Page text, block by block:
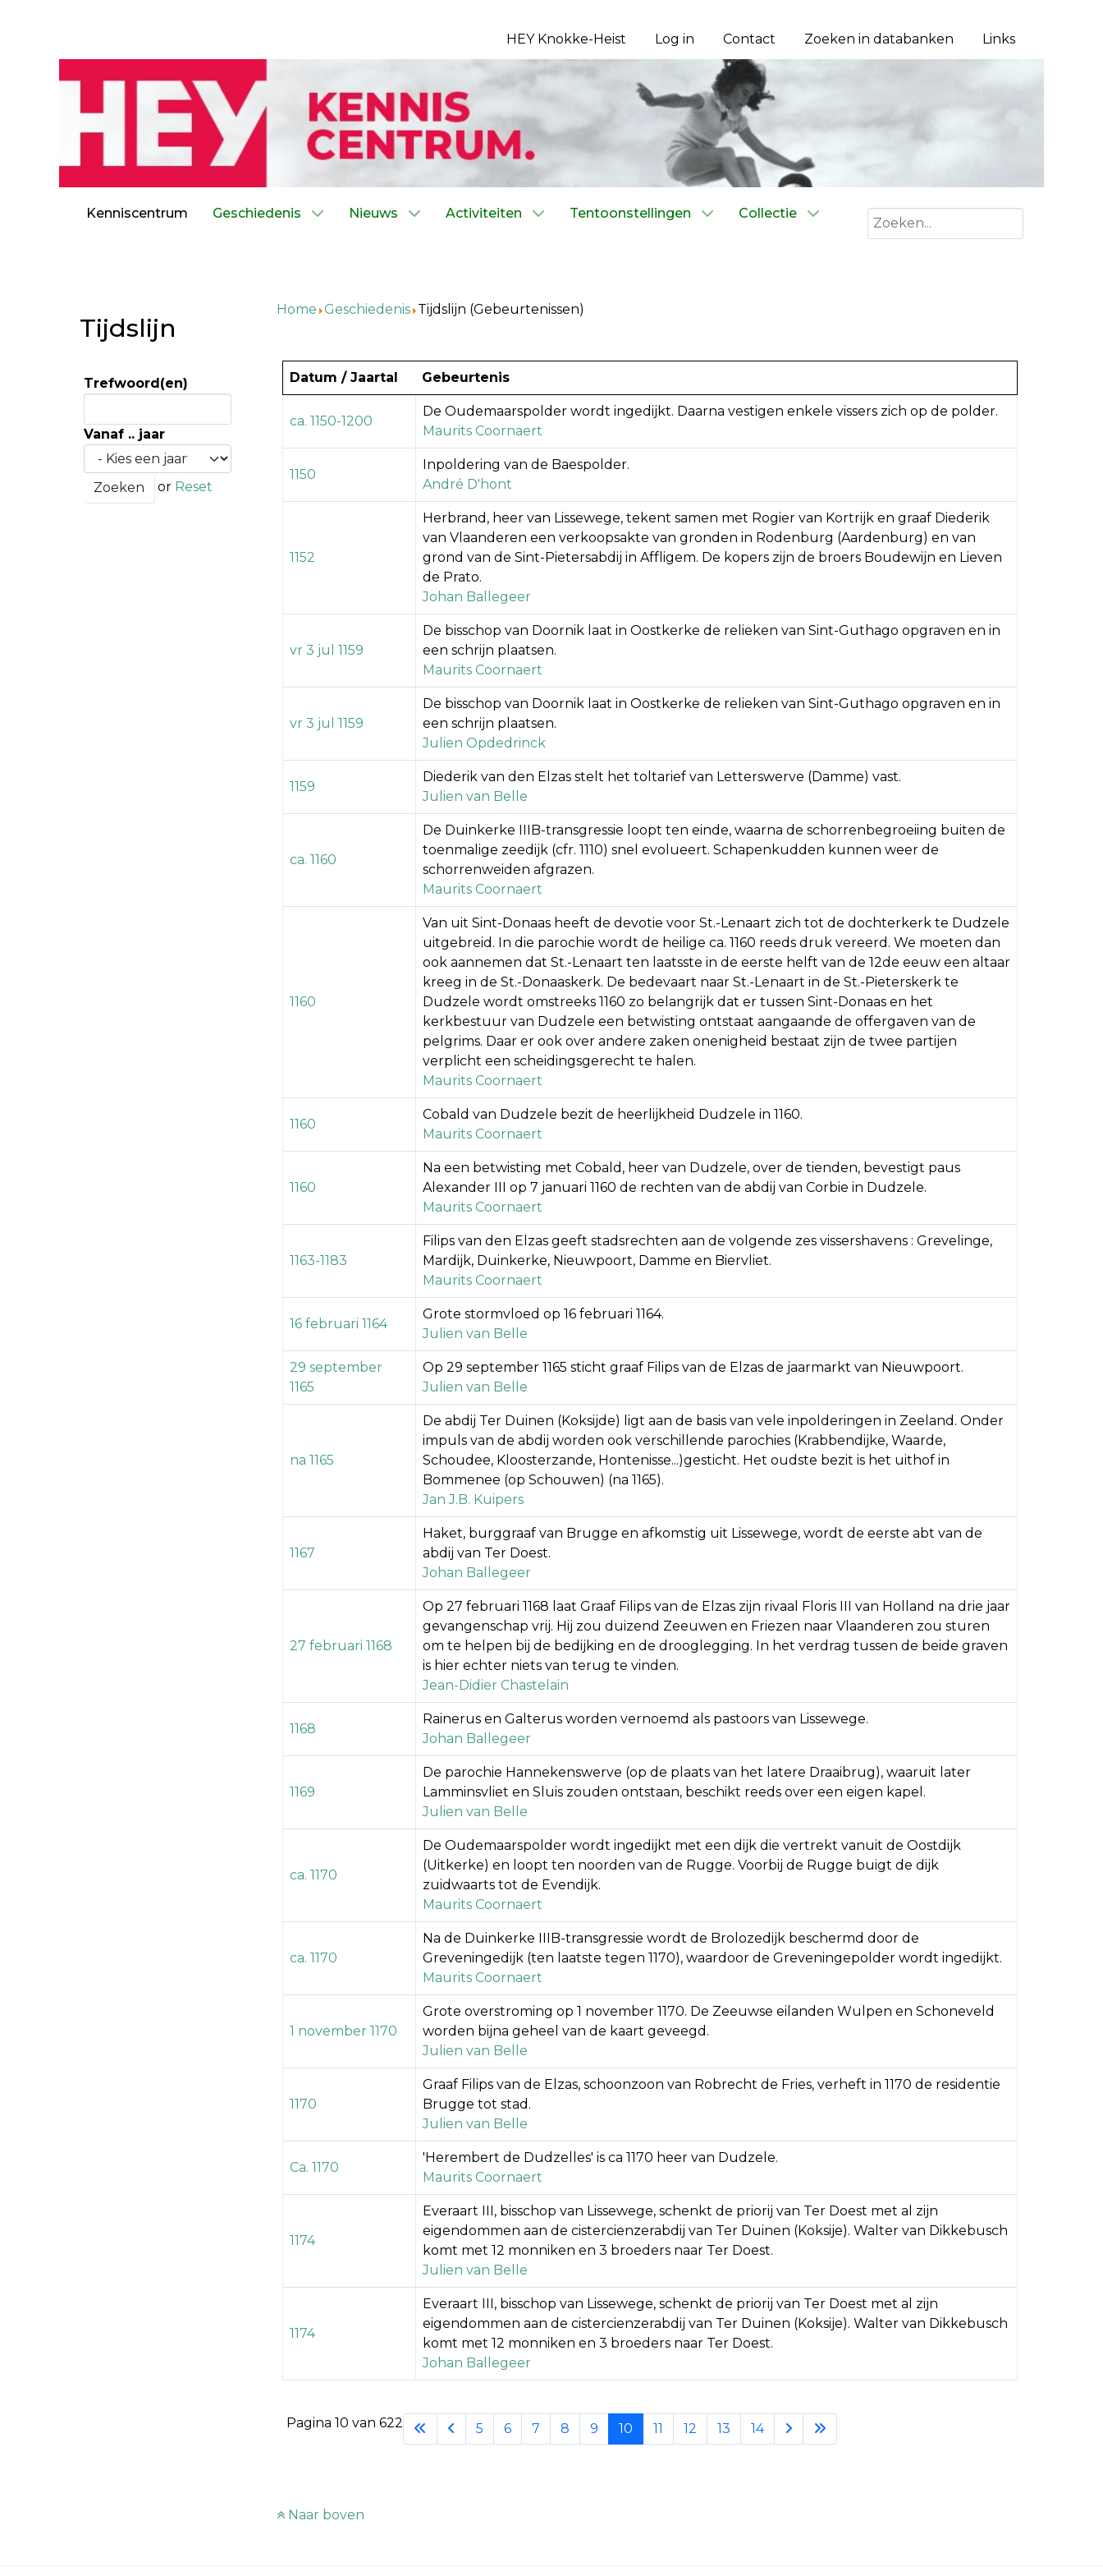
HEY Knokke-Heist Log in Contact Zoeken in databanken Links
Kenniscentrum Geschiedenis Nieuws Activiteiten Tentoonstellingen Collectie Zoeken
Tijdslijn
Trefwoord(en)
Vanaf .. jaar
or Reset
Home Geschiedenis Tijdslijn (Gebeurtenissen)
Datum / Jaartal Gebeurtenis
ca. 1150-1200
De Oudemaarspolder wordt ingedijkt. Daarna vestigen enkele vissers zich op de polder.
Maurits Coornaert
1150
Inpoldering van de Baespolder.
André D'hont
1152
Herbrand, heer van Lissewege, tekent samen met Rogier van Kortrijk en graaf Diederik
van Vlaanderen een verkoopsakte van gronden in Rodenburg (Aardenburg) en van
grond van de Sint-Pietersabdij in Affligem. De kopers zijn de broers Boudewijn en Lieven
de Prato.
Johan Ballegeer
vr 3 jul 1159
De bisschop van Doornik laat in Oostkerke de relieken van Sint-Guthago opgraven en in
een schrijn plaatsen.
Maurits Coornaert
vr 3 jul 1159
De bisschop van Doornik laat in Oostkerke de relieken van Sint-Guthago opgraven en in
een schrijn plaatsen.
Julien Opdedrinck
1159
Diederik van den Elzas stelt het toltarief van Letterswerve (Damme) vast.
Julien van Belle
ca. 1160
De Duinkerke IIIB-transgressie loopt ten einde, waarna de schorrenbegroeiing buiten de
toenmalige zeedijk (cfr. 1110) snel evolueert. Schapenkudden kunnen weer de
schorrenweiden afgrazen.
Maurits Coornaert
1160
Van uit Sint-Donaas heeft de devotie voor St.-Lenaart zich tot de dochterkerk te Dudzele
uitgebreid. In die parochie wordt de heilige ca. 1160 reeds druk vereerd. We moeten dan
ook aannemen dat St.-Lenaart ten laatsste in de eerste helft van de 12de eeuw een altaar
kreeg in de St.-Donaaskerk. De bedevaart naar St.-Lenaart in de St.-Pieterskerk te
Dudzele wordt omstreeks 1160 zo belangrijk dat er tussen Sint-Donaas en het
kerkbestuur van Dudzele een betwisting ontstaat aangaande de offergaven van de
pelgrims. Daar er ook over andere zaken onenigheid bestaat zijn de twee partijen
verplicht een scheidingsgerecht te halen.
Maurits Coornaert
1160
Cobald van Dudzele bezit de heerlijkheid Dudzele in 1160.
Maurits Coornaert
1160
Na een betwisting met Cobald, heer van Dudzele, over de tienden, bevestigt paus
Alexander III op 7 januari 1160 de rechten van de abdij van Corbie in Dudzele.
Maurits Coornaert
1163-1183
Filips van den Elzas geeft stadsrechten aan de volgende zes vissershavens : Grevelinge,
Mardijk, Duinkerke, Nieuwpoort, Damme en Biervliet.
Maurits Coornaert
16 februari 1164
Grote stormvloed op 16 februari 1164.
Julien van Belle
29 september
1165
Op 29 september 1165 sticht graaf Filips van de Elzas de jaarmarkt van Nieuwpoort.
Julien van Belle
na 1165
De abdij Ter Duinen (Koksijde) ligt aan de basis van vele inpolderingen in Zeeland. Onder
impuls van de abdij worden ook verschillende parochies (Krabbendijke, Waarde,
Schoudee, Kloosterzande, Hontenisse...)gesticht. Het oudste bezit is het uithof in
Bommenee (op Schouwen) (na 1165).
Jan J.B. Kuipers
1167
Haket, burggraaf van Brugge en afkomstig uit Lissewege, wordt de eerste abt van de
abdij van Ter Doest.
Johan Ballegeer
27 februari 1168
Op 27 februari 1168 laat Graaf Filips van de Elzas zijn rivaal Floris III van Holland na drie jaar
gevangenschap vrij. Hij zou duizend Zeeuwen en Friezen naar Vlaanderen zou sturen
om te helpen bij de bedijking en de drooglegging. In het verdrag tussen de beide graven
is hier echter niets van terug te vinden.
Jean-Didier Chastelain
1168
Rainerus en Galterus worden vernoemd als pastoors van Lissewege.
Johan Ballegeer
1169
De parochie Hannekenswerve (op de plaats van het latere Draaibrug), waaruit later
Lamminsvliet en Sluis zouden ontstaan, beschikt reeds over een eigen kapel.
Julien van Belle
ca. 1170
De Oudemaarspolder wordt ingedijkt met een dijk die vertrekt vanuit de Oostdijk
(Uitkerke) en loopt ten noorden van de Rugge. Voorbij de Rugge buigt de dijk
zuidwaarts tot de Evendijk.
Maurits Coornaert
ca. 1170
Na de Duinkerke IIIB-transgressie wordt de Brolozedijk beschermd door de
Greveningedijk (ten laatste tegen 1170), waardoor de Greveningepolder wordt ingedijkt.
Maurits Coornaert
1 november 1170
Grote overstroming op 1 november 1170. De Zeeuwse eilanden Wulpen en Schoneveld
worden bijna geheel van de kaart geveegd.
Julien van Belle
1170
Graaf Filips van de Elzas, schoonzoon van Robrecht de Fries, verheft in 1170 de residentie
Brugge tot stad.
Julien van Belle
Ca. 1170
'Herembert de Dudzelles' is ca 1170 heer van Dudzele.
Maurits Coornaert
1174
Everaart III, bisschop van Lissewege, schenkt de priorij van Ter Doest met al zijn
eigendommen aan de cistercienzerabdij van Ter Duinen (Koksije). Walter van Dikkebusch
komt met 12 monniken en 3 broeders naar Ter Doest.
Julien van Belle
1174
Everaart III, bisschop van Lissewege, schenkt de priorij van Ter Doest met al zijn
eigendommen aan de cistercienzerabdij van Ter Duinen (Koksije). Walter van Dikkebusch
komt met 12 monniken en 3 broeders naar Ter Doest.
Johan Ballegeer
Pagina 10 van 622 5 6 7 8 9 10 11 12 13 14
Naar boven